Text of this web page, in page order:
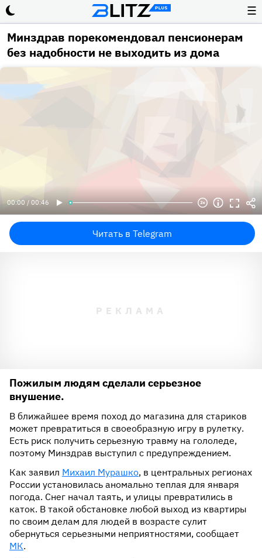
☰
Минздрав порекомендовал пенсионерам
без надобности не выходить из дома
00:00 / 00:46
Читать в Telegram
Пожилым людям сделали серьезное
внушение.
В ближайшее время поход до магазина для стариков
может превратиться в своеобразную игру в рулетку.
Есть риск получить серьезную травму на гололеде,
поэтому Минздрав выступил с предупреждением.
Как заявил Михаил Мурашко, в центральных регионах
России установилась аномально теплая для января
погода. Снег начал таять, и улицы превратились в
каток. В такой обстановке любой выход из квартиры
по своим делам для людей в возрасте сулит
обернуться серьезными неприятностями, сообщает
МК.